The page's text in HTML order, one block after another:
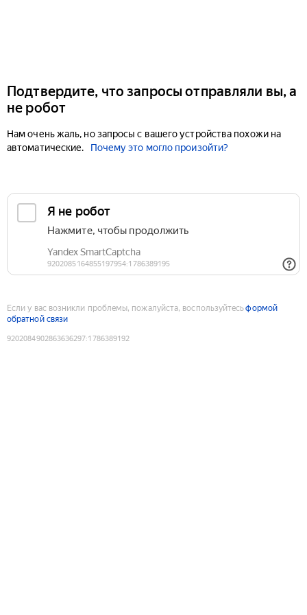
Подтвердите, что запросы отправляли вы, а
не робот
Нам очень жаль, но запросы с вашего устройства похожи на
автоматические.
Почему это могло произойти?
Если у вас возникли проблемы, пожалуйста, воспользуйтесьформой
обратной связи
9202084902863636297:1786389192